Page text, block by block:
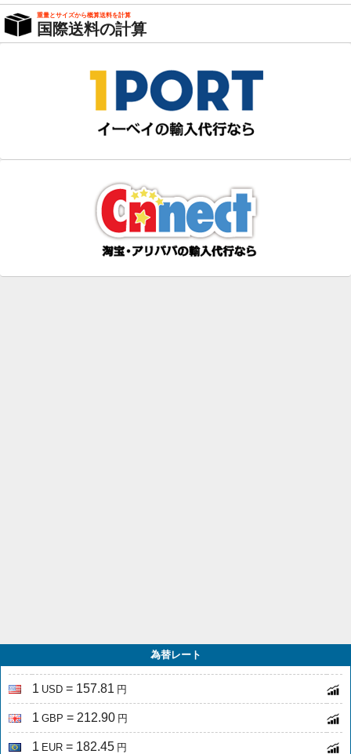
重量とサイズから概算送料を計算
国際送料の計算
為替レート
1 USD = 157.81 円
1 GBP = 212.90 円
1 EUR = 182.45 円